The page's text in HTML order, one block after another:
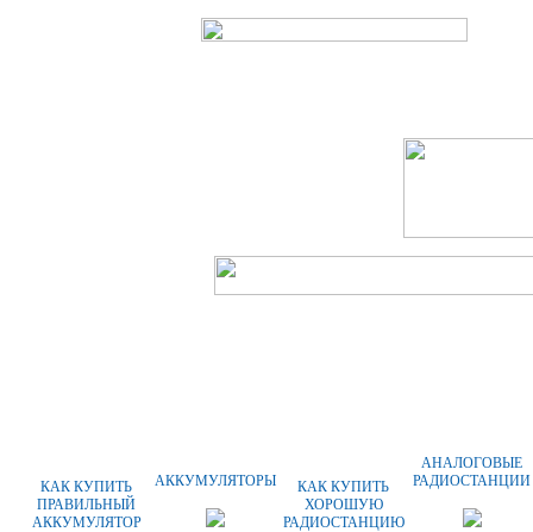
КАК КУПИТЬ
ПРАВИЛЬНЫЙ
АККУМУЛЯТОР
АККУМУЛЯТОРЫ
КАК КУПИТЬ
ХОРОШУЮ
РАДИОСТАНЦИЮ
АНАЛОГОВЫЕ
РАДИОСТАНЦИИ